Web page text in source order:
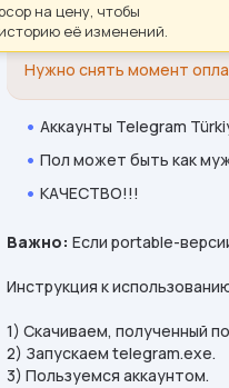
Для произведения
Мы подготовили
Нужно снять момент
Аккаунты Telegram
Пол может быть как
КАЧЕСТВО!!!
Важно: Если portable-
Инструкция к
1) Скачиваем, полученный
2) Запускаем telegram.exe.
3) Пользуемся аккаунтом.
на цену, чтобы
её изменений.